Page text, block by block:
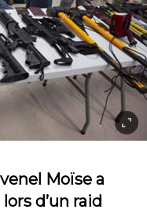
Moïse a
d’un raid